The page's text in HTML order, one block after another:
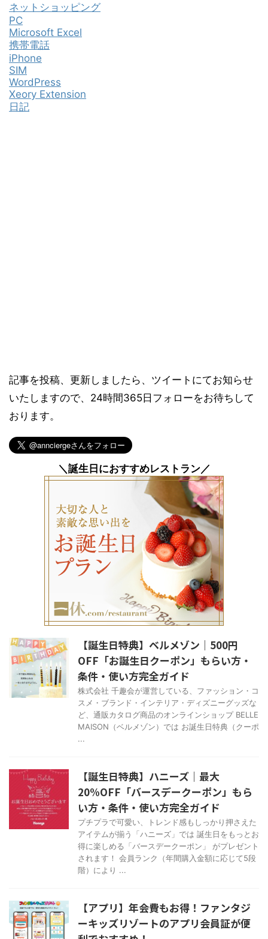
ネットショッピング
PC
Microsoft Excel
携帯電話
iPhone
SIM
WordPress
Xeory Extension
日記
記事を投稿、更新しましたら、ツイートにてお知らせ
いたしますので、24時間365日フォローをお待ちして
おります。
＼誕生日におすすめレストラン／
【誕生日特典】ベルメゾン｜500円
OFF「お誕生日クーポン」もらい方・
条件・使い方完全ガイド
株式会社 千趣会が運営している、ファッション・コ
スメ・ブランド・インテリア・ディズニーグッズな
ど、通販カタログ商品のオンラインショップ BELLE
MAISON（ベルメゾン）では お誕生日特典（クーポ
...
【誕生日特典】ハニーズ｜最大
20%OFF「バースデークーポン」もら
い方・条件・使い方完全ガイド
プチプラで可愛い、トレンド感もしっかり押さえた
アイテムが揃う「ハニーズ」では 誕生日をもっとお
得に楽しめる「バースデークーポン」 がプレゼント
されます！ 会員ランク（年間購入金額に応じて5段
階）により ...
【アプリ】年会費もお得！ファンタジ
ーキッズリゾートのアプリ会員証が便